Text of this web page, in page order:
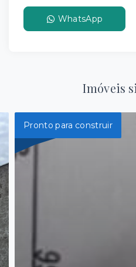
WhatsApp
Imóveis
Pronto para construir